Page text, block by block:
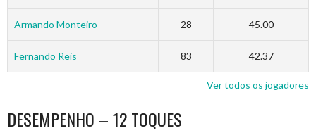
Armando Monteiro 28 45.00
Fernando Reis 83 42.37
Ver todos os jogadores
DESEMPENHO – 12 TOQUES